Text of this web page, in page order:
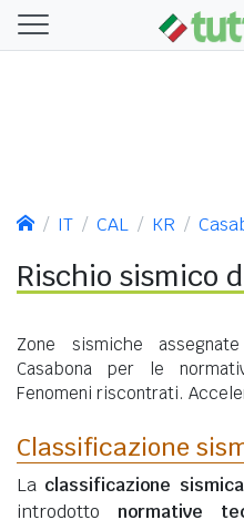
IT CAL KR
Rischio sismico
Zone sismiche
Casabona per le
Fenomeni riscontrati.
Classificazione
La classificazione sismica
introdotto normative